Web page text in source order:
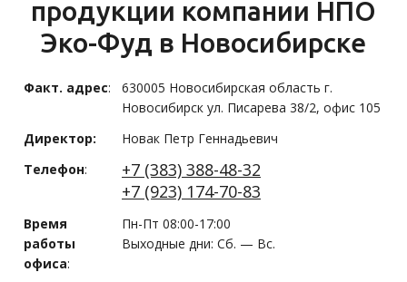
продукции компании НПО
Эко-Фуд в Новосибирске
Факт. адрес:
630005 Новосибирская область г.
Новосибирск ул. Писарева 38/2, офис 105
Директор:
Новак Петр Геннадьевич
Телефон:
+7 (383) 388-48-32
+7 (923) 174-70-83
Время
работы
офиса:
Пн-Пт 08:00-17:00
Выходные дни: Сб. — Вс.